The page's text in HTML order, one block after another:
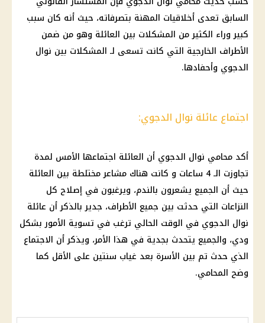
السابق تعدى أخلاقيات المهنة بتصرفاته، حيث أنه كان سبب
كبير وراء الكثير من المشكلات بين العائلة وهو من ضمن
الأطراف الخارجية التي كانت تسعى لـ المشكلات بين نوال
الدجوي وأحفادها.
اجتماع عائلة نوال الدجوي:
أكد محامي نوال الدجوي أن العائلة اجتماعها الأمس لمدة
تجاوزت الـ 4 ساعات و كانت هناك مشاعر مختلطة بين العائلة
حيث أن الجميع يشعرون بالندم، ويرغبون في إصلاح كل
النزاعات التي حدثت بين جميع الأطراف، جدير بالذكر أن عائلة
نوال الدجوي في الوقت الحالي ترغب في تسوية الأمور بشكل
ودي، والجميع يتحدث بجدية في هذا الأمر، ويذكر أن الاجتماع
الذي حدث تم بين الأسرة بعد غياب سنتين على الأقل كما
وضح المحامي.